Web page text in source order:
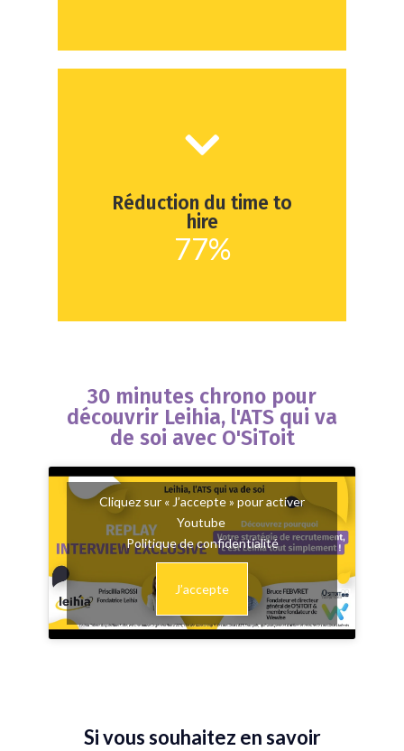
Réduction du time to
hire
77%
Si vous souhaitez
améliorer votre marque
employeur
Demandez votre démo
30 minutes chrono pour
découvrir Leihia, l'ATS qui va
de soi avec O'SiToit
Cliquez sur « J’accepte » pour activer
Youtube
Politique de confidentialité
J’accepte
Si vous souhaitez en savoir